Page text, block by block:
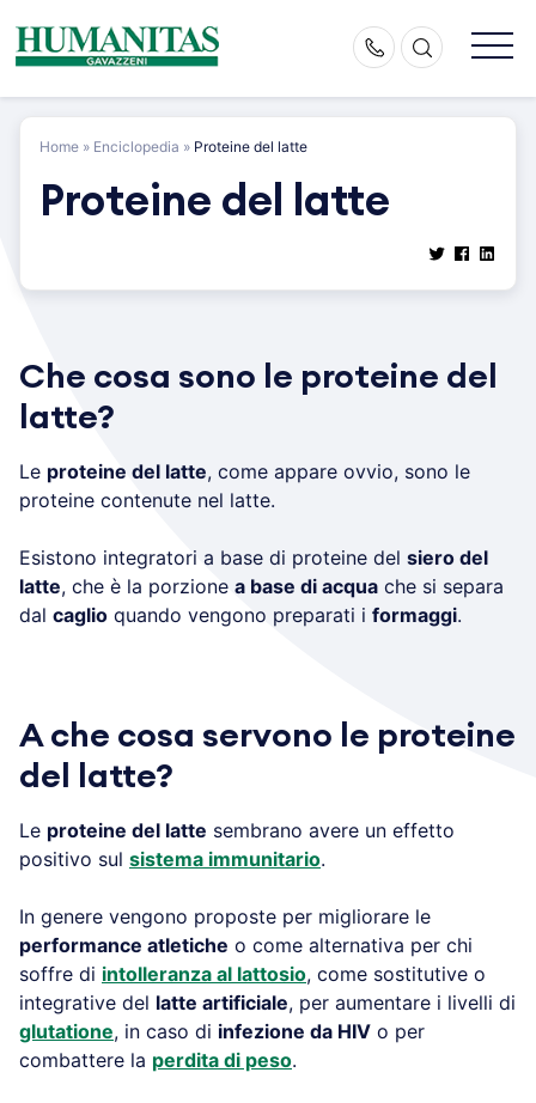
content
Home » Enciclopedia » Proteine del latte
Proteine del latte
Che cosa sono le proteine del
latte?
Le proteine del latte, come appare ovvio, sono le
proteine contenute nel latte.
Esistono integratori a base di proteine del siero del
latte, che è la porzione a base di acqua che si separa
dal caglio quando vengono preparati i formaggi.
A che cosa servono le proteine
del latte?
Le proteine del latte sembrano avere un effetto
positivo sul sistema immunitario.
In genere vengono proposte per migliorare le
performance atletiche o come alternativa per chi
soffre di intolleranza al lattosio, come sostitutive o
integrative del latte artificiale, per aumentare i livelli di
glutatione, in caso di infezione da HIV o per
combattere la perdita di peso.